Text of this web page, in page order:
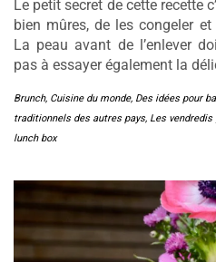
Le petit secret de cette recette
bien mûres, de les congeler
La peau avant de l’enlever
pas à essayer également la
Brunch, Cuisine du monde, Des idées pour
traditionnels des autres pays, Les vendredis
lunch box